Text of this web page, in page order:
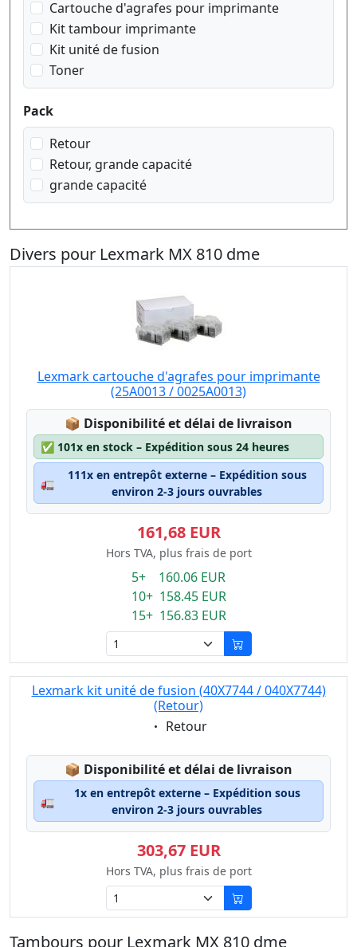
Cartouche d'agrafes pour imprimante
Kit tambour imprimante
Kit unité de fusion
Toner
Pack
Retour
Retour, grande capacité
grande capacité
Divers pour Lexmark MX 810 dme
Lexmark cartouche d'agrafes pour imprimante
(25A0013 / 0025A0013)
📦 Lagerstatus:
Disponibilité et délai de livraison
✅ 101x en stock – Expédition sous 24 heures
🚛
111x en entrepôt externe – Expédition sous
environ 2-3 jours ouvrables
161,68 EUR
Hors TVA, plus frais de port
5+ 160.06 EUR
10+ 158.45 EUR
15+ 156.83 EUR
Lexmark kit unité de fusion (40X7744 / 040X7744)
(Retour)
Eigenschaft:
Retour
📦 Lagerstatus:
Disponibilité et délai de livraison
🚛
1x en entrepôt externe – Expédition sous
environ 2-3 jours ouvrables
303,67 EUR
Hors TVA, plus frais de port
Tambours pour Lexmark MX 810 dme